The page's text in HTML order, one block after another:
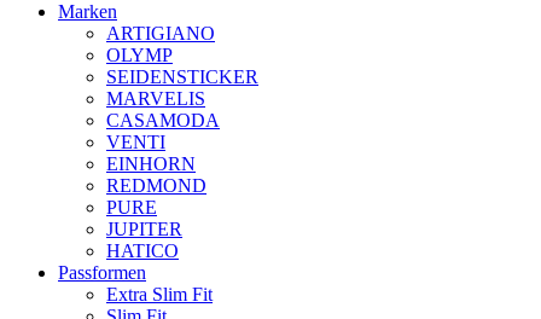
Marken
ARTIGIANO
OLYMP
SEIDENSTICKER
MARVELIS
CASAMODA
VENTI
EINHORN
REDMOND
PURE
JUPITER
HATICO
Passformen
Extra Slim Fit